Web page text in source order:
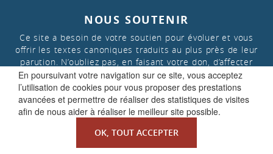
En poursuivant votre navigation sur ce site, vous acceptez
l’utilisation de cookies pour vous proposer des prestations
avancées et permettre de réaliser des statistiques de visites
afin de nous aider à réaliser le meilleur site possible.
OK, TOUT ACCEPTER
NOUS SOUTENIR
Ce site a besoin de votre soutien pour évoluer et vous
offrir les textes canoniques traduits au plus près de leur
parution. N’oubliez pas, en faisant votre don, d’affecter
celui-ci aux « projets de la Faculté de Droit canonique »
FAIRE UN DON